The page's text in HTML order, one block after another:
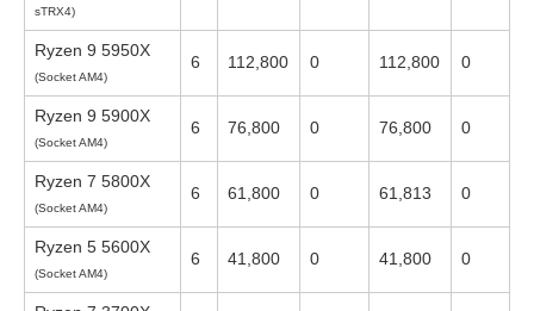
sTRX4)
Ryzen 9 5950X
(Socket AM4)
6 112,800 0 112,800 0
Ryzen 9 5900X
(Socket AM4)
6 76,800 0 76,800 0
Ryzen 7 5800X
(Socket AM4)
6 61,800 0 61,813 0
Ryzen 5 5600X
(Socket AM4)
6 41,800 0 41,800 0